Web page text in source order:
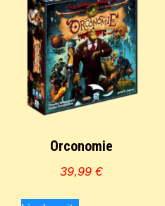
Orconomie
39,99€